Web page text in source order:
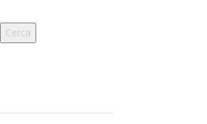
Cerca